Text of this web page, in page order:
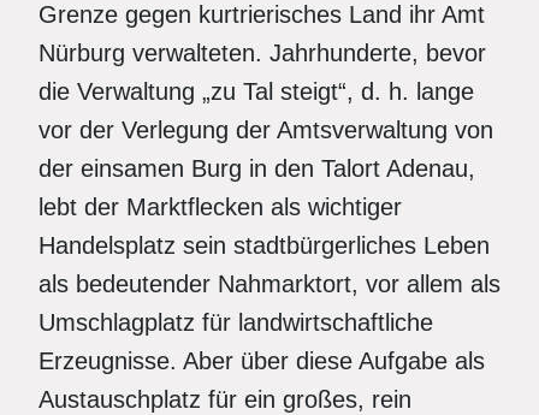
Grenze gegen kurtrierisches Land ihr Amt
Nürburg verwalteten. Jahrhunderte, bevor
die Verwaltung „zu Tal steigt“, d. h. lange
vor der Verlegung der Amtsverwaltung von
der einsamen Burg in den Talort Adenau,
lebt der Marktflecken als wichtiger
Handelsplatz sein stadtbürgerliches Leben
als bedeutender Nahmarktort, vor allem als
Umschlagplatz für landwirtschaftliche
Erzeugnisse. Aber über diese Aufgabe als
Austauschplatz für ein großes, rein